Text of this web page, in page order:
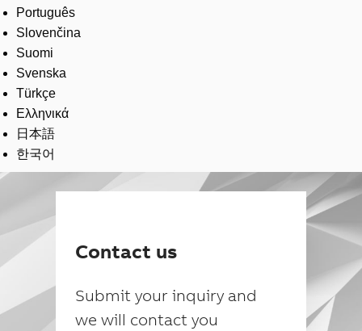
Português
Slovenčina
Suomi
Svenska
Türkçe
Ελληνικά
日本語
한국어
Contact us
Submit your inquiry and
we will contact you